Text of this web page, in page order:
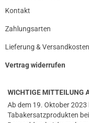
Kontakt
Zahlungsarten
Lieferung & Versandkosten
Vertrag widerrufen
WICHTIGE MITTEILUNG
Ab dem 19. Oktober
Tabakersatzprodukten